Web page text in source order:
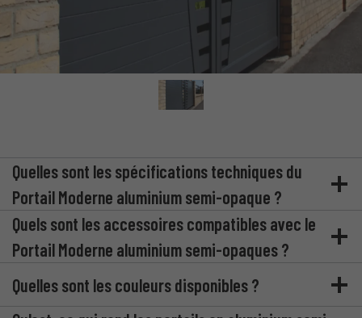
Quelles sont les spécifications techniques du
Portail Moderne aluminium semi-opaque ?
Quels sont les accessoires compatibles avec le
Portail Moderne aluminium semi-opaques ?
Quelles sont les couleurs disponibles ?